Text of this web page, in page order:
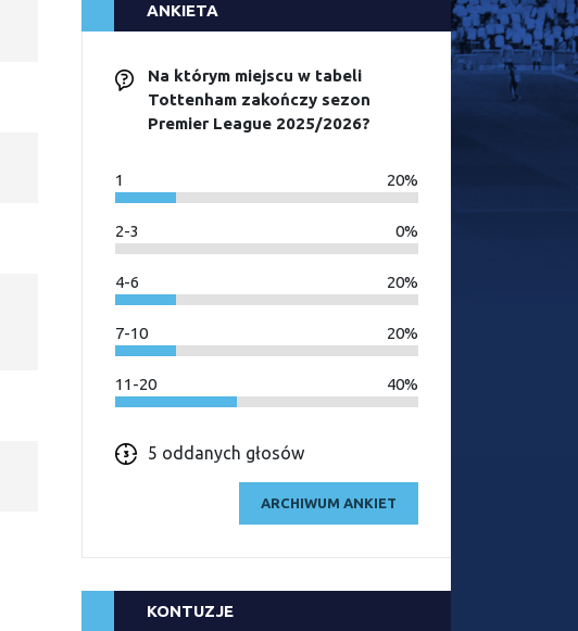
ANKIETA
Na którym miejscu w tabeli
Tottenham zakończy sezon
Premier League 2025/2026?
1 20%
2-3 0%
4-6 20%
7-10 20%
11-20 40%
5 oddanych głosów
ARCHIWUM ANKIET
KONTUZJE